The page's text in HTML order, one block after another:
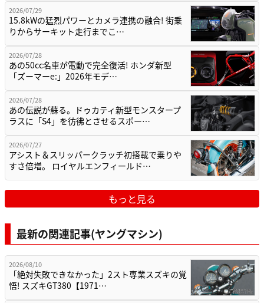
2026/07/29
15.8kWの猛烈パワーとカメラ連携の融合! 街乗
りからサーキット走行までこ…
2026/07/28
あの50cc名車が電動で完全復活! ホンダ新型
「ズーマーe:」2026年モデ…
2026/07/28
あの伝説が蘇る。ドゥカティ新型モンスタープ
ラスに「S4」を彷彿とさせるスポー…
2026/07/27
アシスト＆スリッパークラッチ初搭載で乗りや
すさ倍増。 ロイヤルエンフィールド…
もっと見る
最新の関連記事(ヤングマシン)
2026/08/10
「絶対失敗できなかった」2スト専業スズキの覚
悟! スズキGT380【1971…